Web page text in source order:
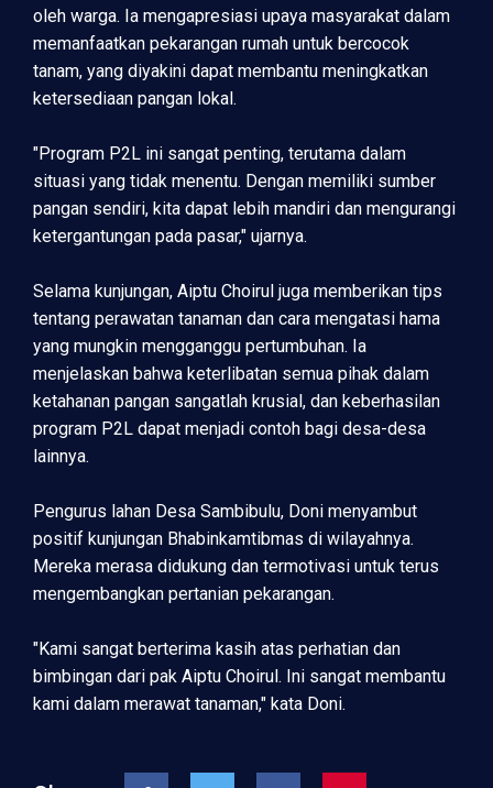
oleh warga. Ia mengapresiasi upaya masyarakat dalam
memanfaatkan pekarangan rumah untuk bercocok
tanam, yang diyakini dapat membantu meningkatkan
ketersediaan pangan lokal.
"Program P2L ini sangat penting, terutama dalam
situasi yang tidak menentu. Dengan memiliki sumber
pangan sendiri, kita dapat lebih mandiri dan mengurangi
ketergantungan pada pasar," ujarnya.
Selama kunjungan, Aiptu Choirul juga memberikan tips
tentang perawatan tanaman dan cara mengatasi hama
yang mungkin mengganggu pertumbuhan. Ia
menjelaskan bahwa keterlibatan semua pihak dalam
ketahanan pangan sangatlah krusial, dan keberhasilan
program P2L dapat menjadi contoh bagi desa-desa
lainnya.
Pengurus lahan Desa Sambibulu, Doni menyambut
positif kunjungan Bhabinkamtibmas di wilayahnya.
Mereka merasa didukung dan termotivasi untuk terus
mengembangkan pertanian pekarangan.
"Kami sangat berterima kasih atas perhatian dan
bimbingan dari pak Aiptu Choirul. Ini sangat membantu
kami dalam merawat tanaman," kata Doni.